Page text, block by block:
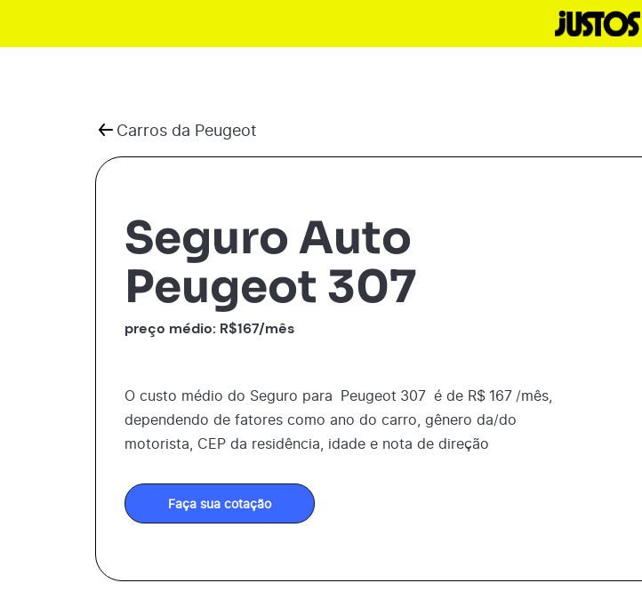
Carros da Peugeot
Seguro Auto
Peugeot 307
preço médio: R$167/mês
O custo médio do Seguro para Peugeot 307 é de R$ 167 /mês,
dependendo de fatores como ano do carro, gênero da/do
motorista, CEP da residência, idade e nota de direção
Faça sua cotação